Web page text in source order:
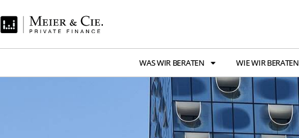
WAS WIR BERATEN WIE WIR BERATEN